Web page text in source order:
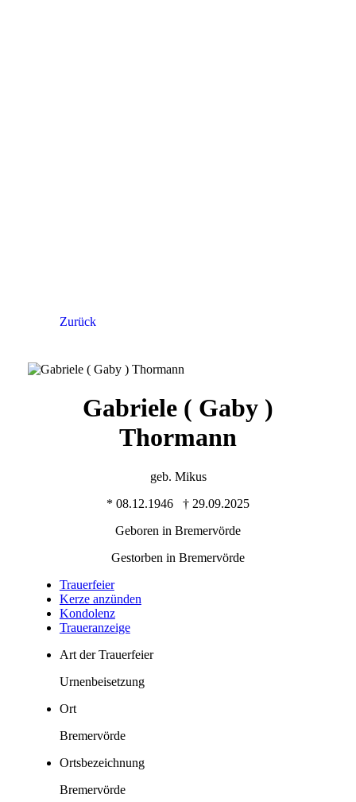
Zurück
Gabriele ( Gaby )
Thormann
geb. Mikus
* 08.12.1946 † 29.09.2025
Geboren in Bremervörde
Gestorben in Bremervörde
Trauer­feier
Kerze anzünden
Kondo­lenz
Trauer­anzeige
Art der Trauerfeier
Urnenbeisetzung
Ort
Bremervörde
Ortsbezeichnung
Bremervörde